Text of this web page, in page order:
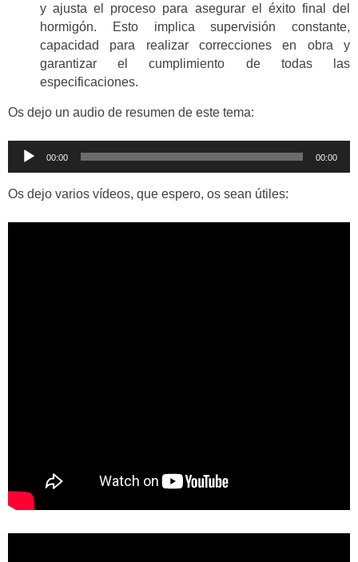
y ajusta el proceso para asegurar el éxito final del
hormigón. Esto implica supervisión constante,
capacidad para realizar correcciones en obra y
garantizar el cumplimiento de todas las
especificaciones.
Os dejo un audio de resumen de este tema:
Reproductor
audio
00:00 00:00
Os dejo varios vídeos, que espero, os sean útiles: